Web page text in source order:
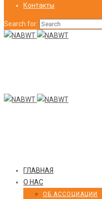
Контакты
Search for:
ГЛАВНАЯ
О НАС
ОБ АССОЦИАЦИИ